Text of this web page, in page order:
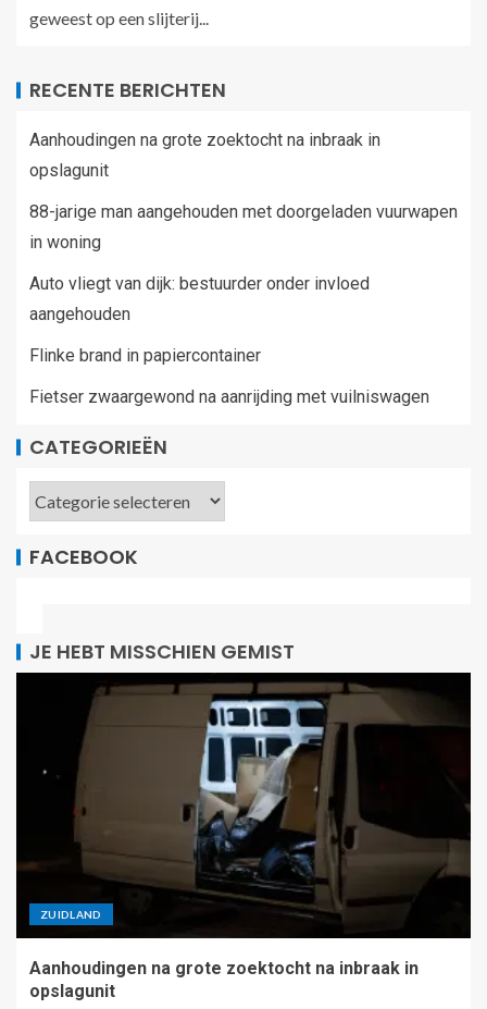
geweest op een slijterij...
RECENTE BERICHTEN
Aanhoudingen na grote zoektocht na inbraak in
opslagunit
88-jarige man aangehouden met doorgeladen vuurwapen
in woning
Auto vliegt van dijk: bestuurder onder invloed
aangehouden
Flinke brand in papiercontainer
Fietser zwaargewond na aanrijding met vuilniswagen
CATEGORIEËN
FACEBOOK
JE HEBT MISSCHIEN GEMIST
ZUIDLAND
Aanhoudingen na grote zoektocht na inbraak in
opslagunit